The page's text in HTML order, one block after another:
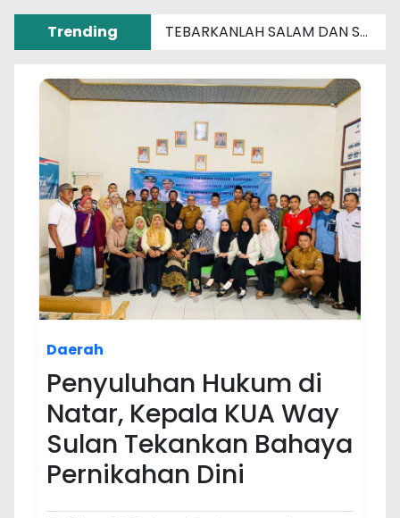
Trending TEBARKANLAH SALAM DAN SENYUM SEBERAT APAPUN MASALAHMU
Daerah
Penyuluhan Hukum di
Natar, Kepala KUA Way
Sulan Tekankan Bahaya
Pernikahan Dini